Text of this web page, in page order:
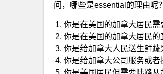
问，哪些是essential的理由呢
你是在美国的加拿大居民需
你是在美国的加拿大居民的
你是给加拿大人民送生鲜蔬
你是给加拿大公司服务或者